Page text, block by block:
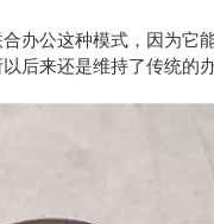
公这种模式，因为它
后来还是维持了传统的办